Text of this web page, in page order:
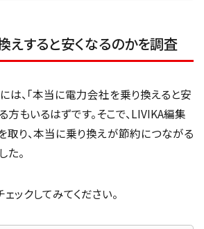
えすると安くなるのかを調査
は、「本当に電力会社を乗り換えると安
方もいるはずです。そこで、LIVIKA編集
取り、本当に乗り換えが節約につながる
た。
ックしてみてください。